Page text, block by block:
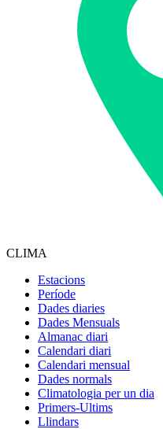
CLIMA
Estacions
Període
Dades diaries
Dades Mensuals
Almanac diari
Calendari diari
Calendari mensual
Dades normals
Climatologia per un dia
Primers-Ultims
Llindars